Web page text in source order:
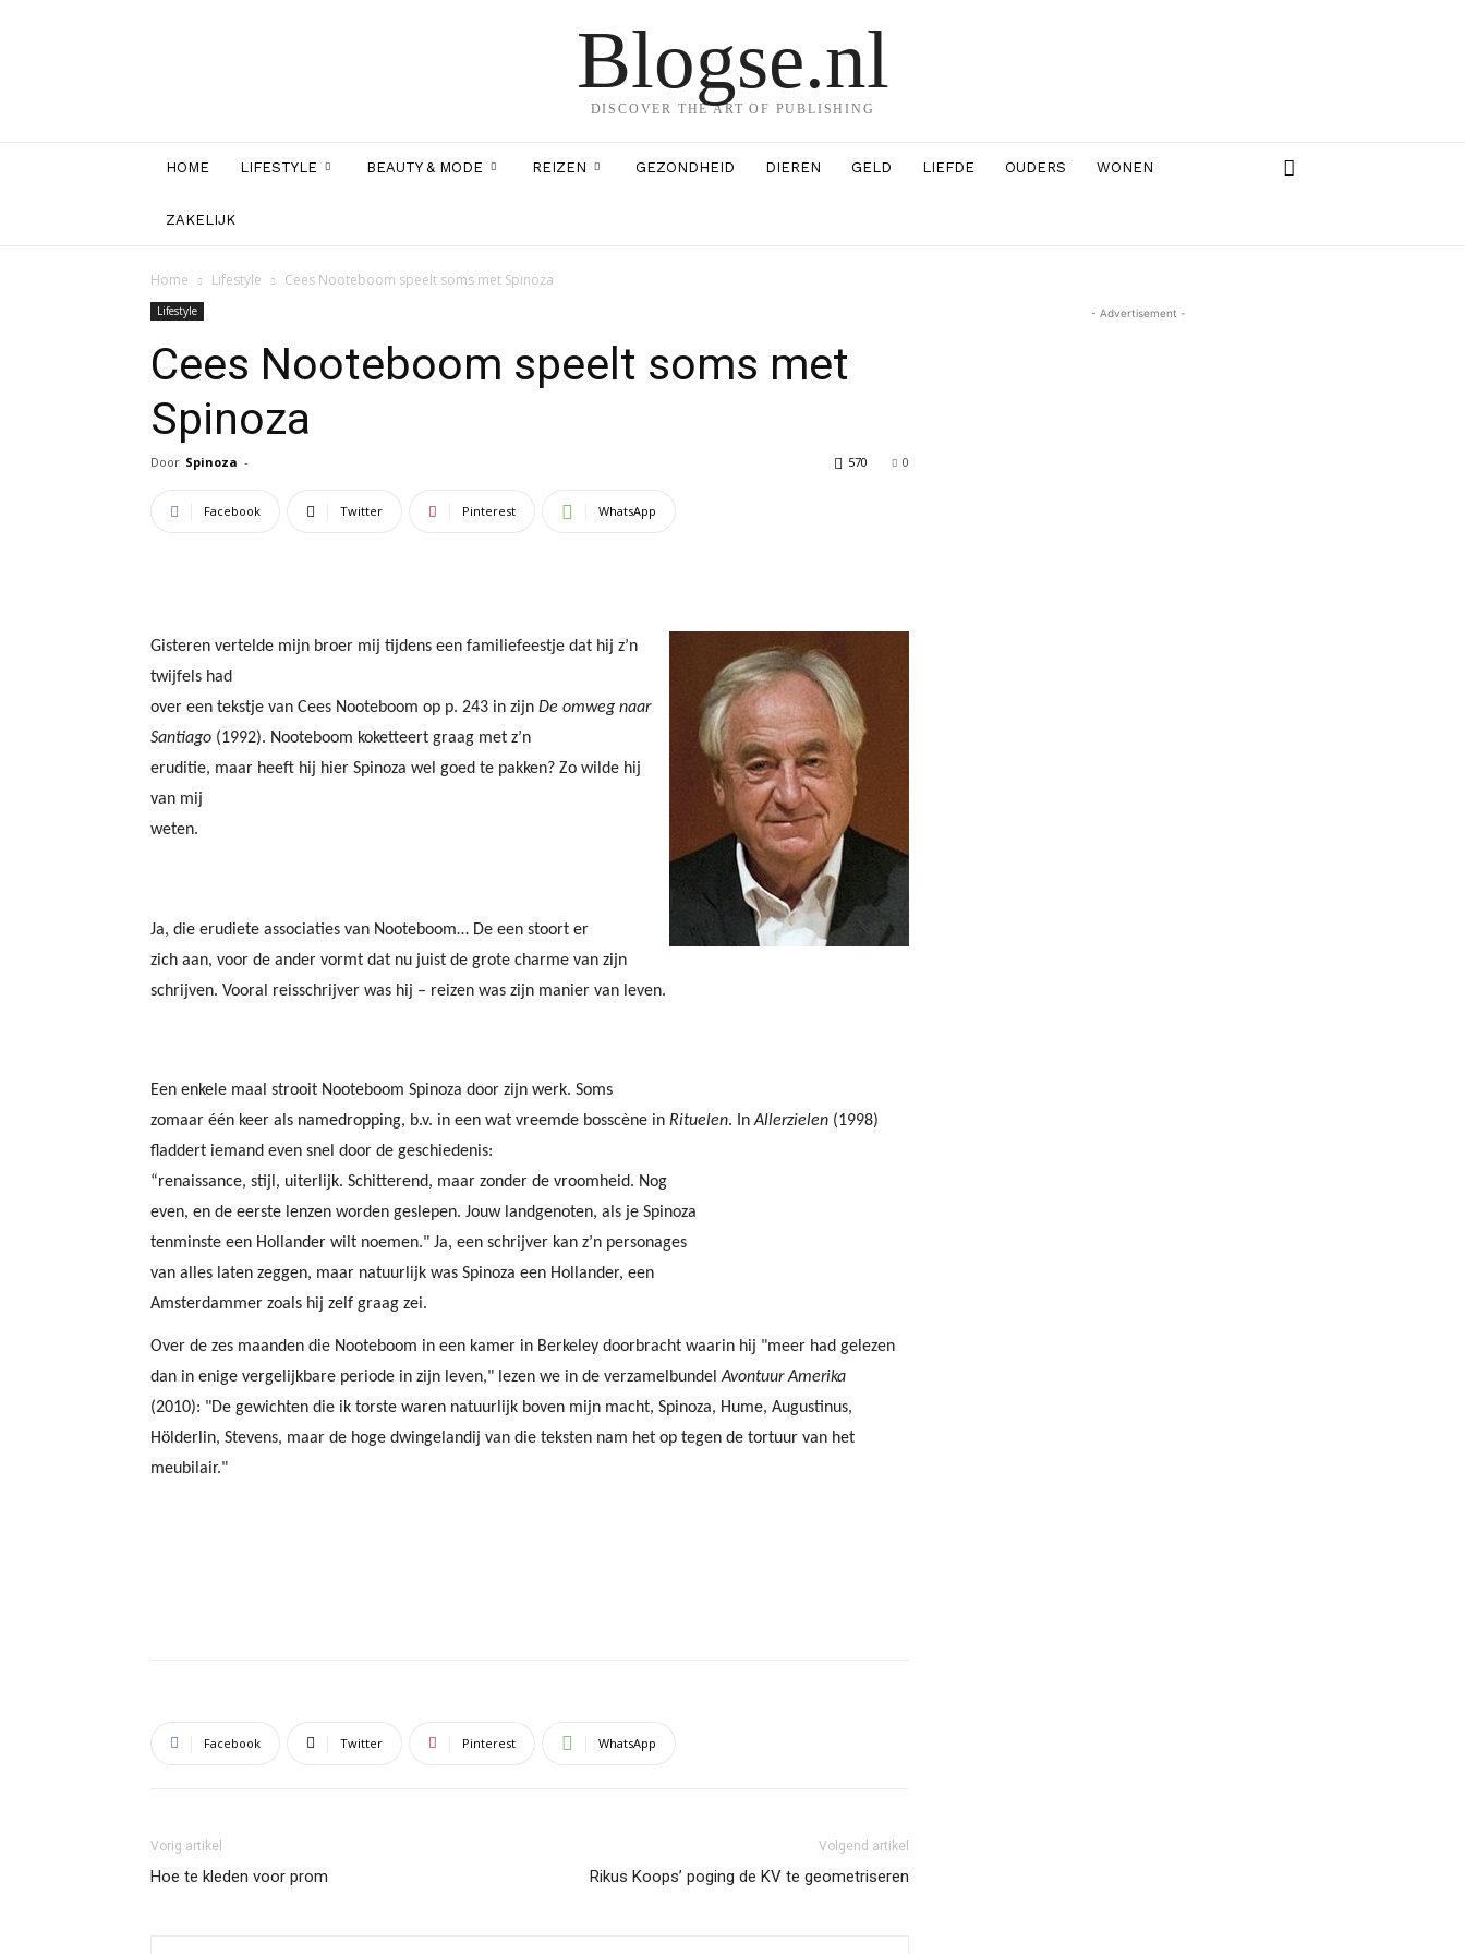
Blogse.nl
DISCOVER THE ART OF PUBLISHING
HOME LIFESTYLE BEAUTY & MODE REIZEN GEZONDHEID DIEREN GELD LIEFDE OUDERS WONEN
ZAKELIJK
Home Lifestyle Cees Nooteboom speelt soms met Spinoza
Lifestyle
Cees Nooteboom speelt soms met
Spinoza
Door Spinoza - 0
570
Facebook Twitter Pinterest WhatsApp
Gisteren vertelde mijn broer mij tijdens een familiefeestje dat hij z’n
twijfels had
over een tekstje van Cees Nooteboom op p. 243 in zijn De omweg naar
Santiago (1992). Nooteboom koketteert graag met z’n
eruditie, maar heeft hij hier Spinoza wel goed te pakken? Zo wilde hij
van mij
weten.
Ja, die erudiete associaties van Nooteboom… De een stoort er
zich aan, voor de ander vormt dat nu juist de grote charme van zijn
schrijven. Vooral reisschrijver was hij – reizen was zijn manier van leven.
Een enkele maal strooit Nooteboom Spinoza door zijn werk. Soms
zomaar één keer als namedropping, b.v. in een wat vreemde bosscène in Rituelen. InAllerzielen (1998)
fladdert iemand even snel door de geschiedenis:
“renaissance, stijl, uiterlijk. Schitterend, maar zonder de vroomheid. Nog
even, en de eerste lenzen worden geslepen. Jouw landgenoten, als je Spinoza
tenminste een Hollander wilt noemen." Ja, een schrijver kan z’n personages
van alles laten zeggen, maar natuurlijk was Spinoza een Hollander, een
Amsterdammer zoals hij zelf graag zei.
Over de zes maanden die Nooteboom in een kamer in Berkeley doorbracht waarin hij "meer had gelezen
dan in enige vergelijkbare periode in zijn leven," lezen we in de verzamelbundelAvontuur Amerika
(2010): "De gewichten die ik torste waren natuurlijk boven mijn macht, Spinoza, Hume, Augustinus,
Hölderlin, Stevens, maar de hoge dwingelandij van die teksten nam het op tegen de tortuur van het
meubilair."
Facebook Twitter Pinterest WhatsApp
Vorig artikel
Hoe te kleden voor prom
Volgend artikel
Rikus Koops’ poging de KV te geometriseren
- Advertisement -